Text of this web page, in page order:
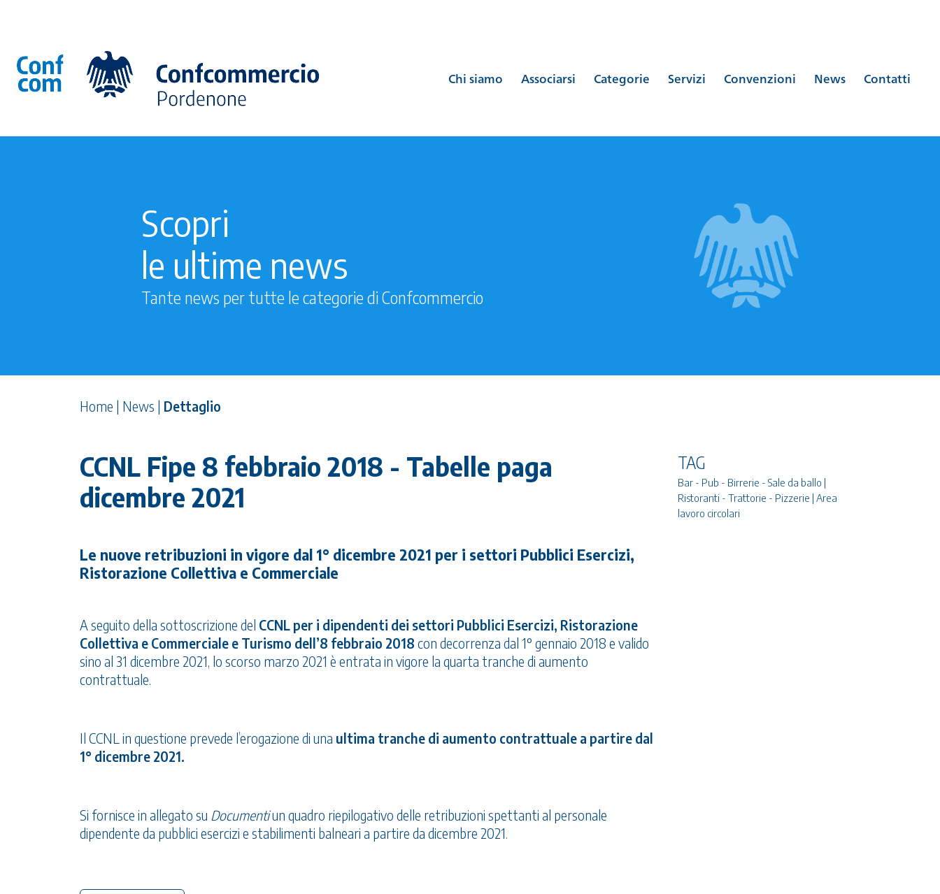
Chi siamo Associarsi Categorie Servizi Convenzioni News Contatti
Scopri
le ultime news
Tante news per tutte le categorie di Confcommercio
Home | News | Dettaglio
CCNL Fipe 8 febbraio 2018 - Tabelle paga
dicembre 2021
Le nuove retribuzioni in vigore dal 1° dicembre 2021 per i settori Pubblici Esercizi,
Ristorazione Collettiva e Commerciale
A seguito della sottoscrizione del CCNL per i dipendenti dei settori Pubblici Esercizi, Ristorazione
Collettiva e Commerciale e Turismo dell’8 febbraio 2018 con decorrenza dal 1° gennaio 2018 e valido
sino al 31 dicembre 2021, lo scorso marzo 2021 è entrata in vigore la quarta tranche di aumento
contrattuale.
Il CCNL in questione prevede l’erogazione di una ultima tranche di aumento contrattuale a partire dal
1° dicembre 2021.
Si fornisce in allegato su Documentiun quadro riepilogativo delle retribuzioni spettanti al personale
dipendente da pubblici esercizi e stabilimenti balneari a partire da dicembre 2021.
TAG
Bar - Pub - Birrerie - Sale da ballo |
Ristoranti - Trattorie - Pizzerie | Area
lavoro circolari